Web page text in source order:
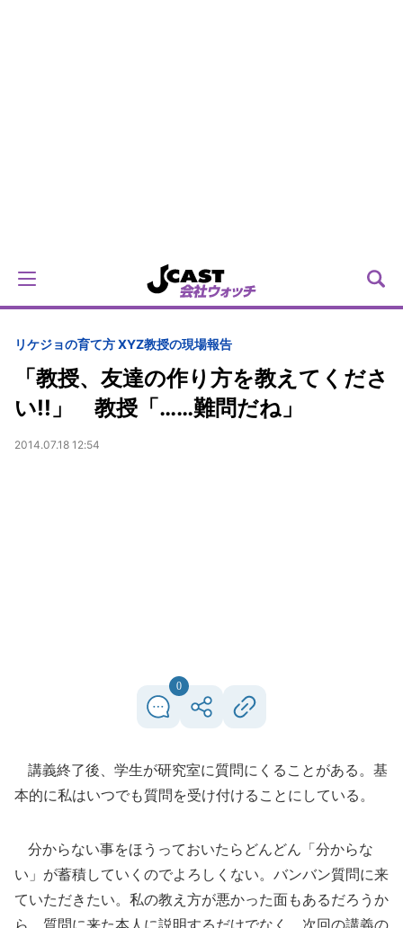
リケジョの育て方 XYZ教授の現場報告
「教授、友達の作り方を教えてくださ
い!!」 教授「……難問だね」
2014.07.18 12:54
0
講義終了後、学生が研究室に質問にくることがある。基
本的に私はいつでも質問を受け付けることにしている。
分からない事をほうっておいたらどんどん「分からな
い」が蓄積していくのでよろしくない。バンバン質問に来
ていただきたい。私の教え方が悪かった面もあるだろうか
ら、質問に来た本人に説明するだけでなく、次回の講義の